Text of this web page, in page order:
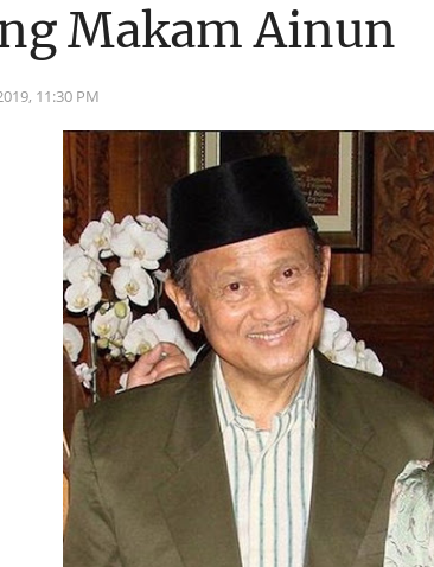
Makam Ainun
11:30 PM